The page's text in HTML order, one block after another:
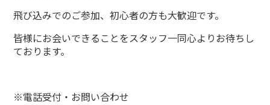
飛び込みでのご参加、初心者の方も大歓迎です。
皆様にお会いできることをスタッフ一同心よりお待ちし
ております。
※電話受付・お問い合わせ